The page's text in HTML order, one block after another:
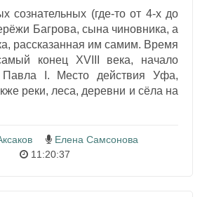
сознательных (где-то от 4-х до
Багрова, сына чиновника, а
рассказанная им самим. Время
конец XVIII века, начало
Павла I. Место действия Уфа,
реки, леса, деревни и сёла на
Елена Самсонова
11:20:37